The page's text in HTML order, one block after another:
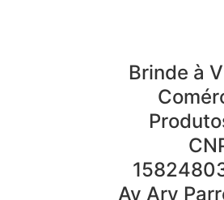
Brinde à
Av Ary